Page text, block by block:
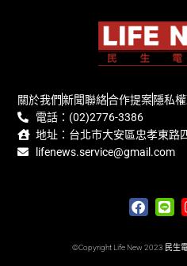
關於我們新聞聯絡合作提案隱私
電話：(02)2776-3386
地址：台北市大安區忠孝東路
lifenews.service@gmail.com
©Copyright Life New 2023 民生